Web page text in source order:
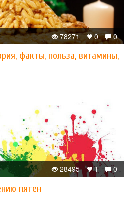
0
0
78271
факты, польза, витамины,
0
1
28495
пятен